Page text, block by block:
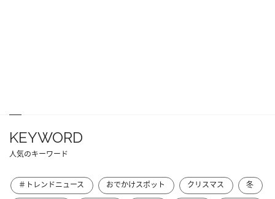
KEYWORD
人気のキーワード
＃トレンドニュース おでかけスポット クリスマス
冬